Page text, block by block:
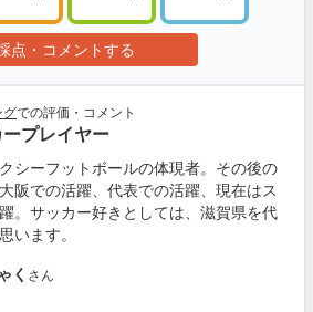
点・コメントする
グでの評価・コメント
プレイヤー
シーフットボールの体現者。その後の
阪での活躍、代表での活躍、現在はス
。サッカー好きとしては、滋賀県を代
います。
く さん